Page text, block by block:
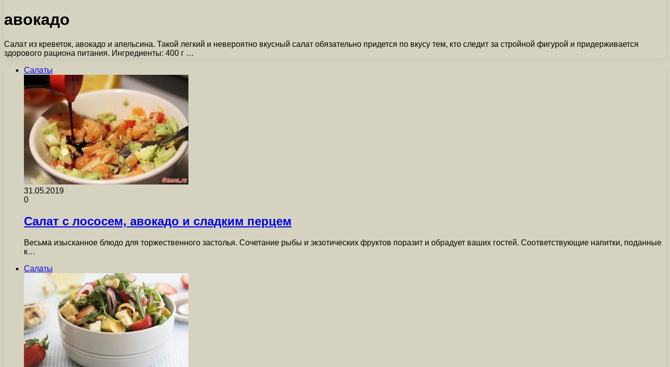
авокадо
Салат из креветок, авокадо и апельсина. Такой легкий и невероятно вкусный салат обязательно придется по вкусу тем, кто следит за стройной фигурой и придерживается
здорового рациона питания. Ингредиенты: 400 г …
Салаты
31.05.2019
0
Салат с лососем, авокадо и сладким перцем
Весьма изысканное блюдо для торжественного застолья. Сочетание рыбы и экзотических фруктов поразит и обрадует ваших гостей. Соответствующие напитки, поданные
к…
Салаты